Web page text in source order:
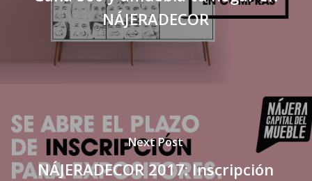
NÁJERADECOR
Next Post
NÁJERADECOR 2017: Inscripción